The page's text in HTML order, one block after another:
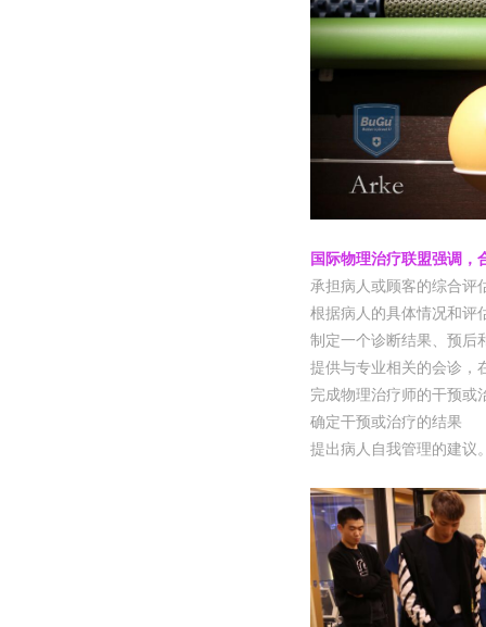
国 际物理治疗联盟强调 ，
承担病人或顾客的综合评
根据病人的具体情况和评
制定一个诊断结果、 预后
提供与专业相关的会诊 ，
完成物理治疗师的干预或
确定干预或治疗的结果
提出病人自我管理的建议